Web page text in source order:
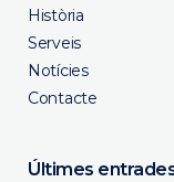
Història
Serveis
Notícies
Contacte
Últimes